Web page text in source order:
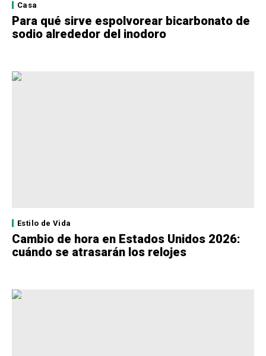
Casa
Para qué sirve espolvorear bicarbonato de
sodio alrededor del inodoro
Estilo de Vida
Cambio de hora en Estados Unidos 2026:
cuándo se atrasarán los relojes